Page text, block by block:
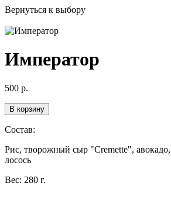
Вернуться к выбору
Император
500 р.
В корзину
Состав:
Рис, творожный сыр "Cremette", авокадо,
лосось
Вес: 280 г.